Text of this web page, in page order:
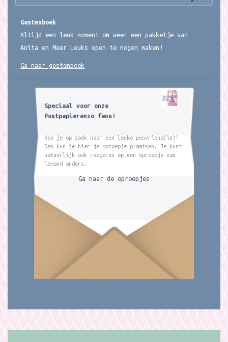
Gastenboek
Altijd een leuk moment om weer een pakketje van
Anita en Meer Leuks open te mogen maken!
Ga naar gastenboek
Speciaal voor onze
Postpapierenzo fans!
Ben je op zoek naar een leuke penvriend(in)?
Dan kun je hier je oproepje plaatsen. Je kunt
natuurlijk ook reageren op een oproepje van
iemand anders.
Ga naar de oproepjes